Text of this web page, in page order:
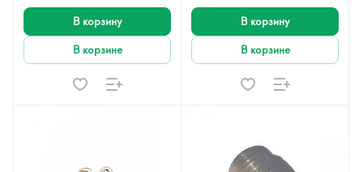
В корзину
В корзине
В корзину
В корзине